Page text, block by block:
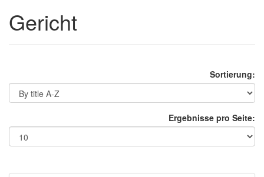
Gericht
Sortierung:
Ergebnisse pro Seite: